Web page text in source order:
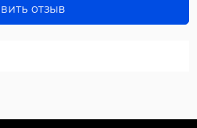
отзыв